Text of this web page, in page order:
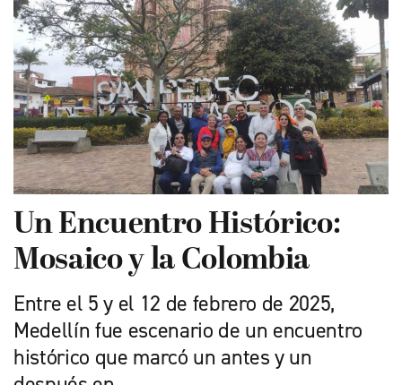
Un Encuentro Histórico:
Mosaico y la Colombia
Entre el 5 y el 12 de febrero de 2025,
Medellín fue escenario de un encuentro
histórico que marcó un antes y un